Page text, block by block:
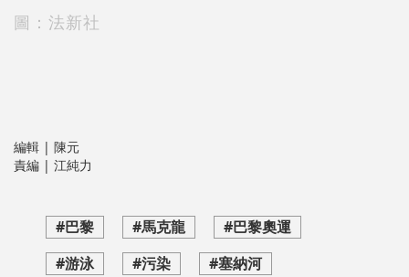
圖：法新社
編輯 | 陳元
責編 | 江純力
#巴黎 #馬克龍
#巴黎奧運
#游泳
#污染
#塞納河